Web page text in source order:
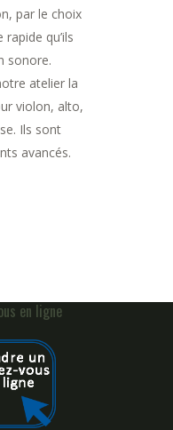
par le choix
qu’ils
sonore.
atelier la
violon, alto,
Ils sont
avancés.
en ligne